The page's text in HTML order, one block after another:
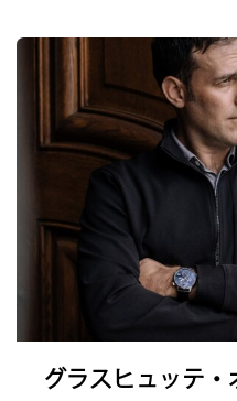
グラスヒュッテ